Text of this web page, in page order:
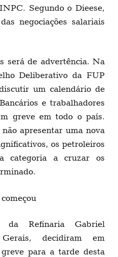
Segundo o Dieese,
negociações salariais
será de advertência. Na
Deliberativo da FUP
um calendário de
e trabalhadores
greve em todo o país.
apresentar uma nova
os petroleiros
categoria a cruzar os
da Refinaria Gabriel
decidiram em
para a tarde desta